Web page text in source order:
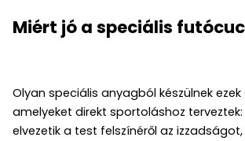
Miért jó a speciális
Olyan speciális anyagból készülnek
amelyeket direkt sportoláshoz terveztek:
elvezetik a test felszínéről az